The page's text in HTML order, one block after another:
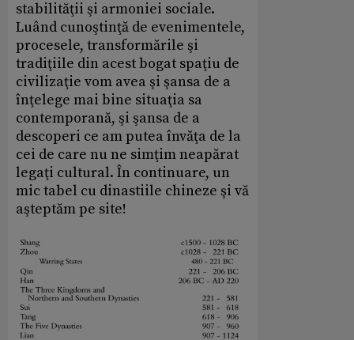
stabilităţii şi armoniei sociale.
Luând cunoştinţă de evenimentele,
procesele, transformările şi
tradiţiile din acest bogat spaţiu de
civilizaţie vom avea şi şansa de a
înţelege mai bine situaţia sa
contemporană, şi şansa de a
descoperi ce am putea învăţa de la
cei de care nu ne simţim neapărat
legaţi cultural. În continuare, un
mic tabel cu dinastiile chineze şi vă
aşteptăm pe site!